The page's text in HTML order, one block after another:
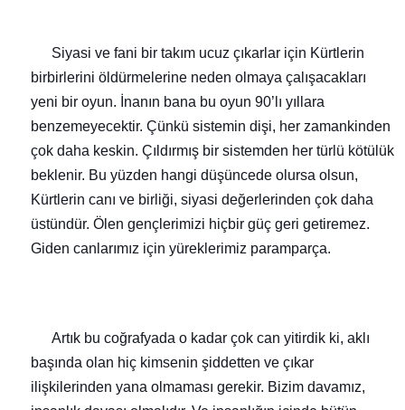
Siyasi ve fani bir takım ucuz çıkarlar için Kürtlerin
birbirlerini öldürmelerine neden olmaya çalışacakları
yeni bir oyun. İnanın bana bu oyun 90’lı yıllara
benzemeyecektir. Çünkü sistemin dişi, her zamankinden
çok daha keskin. Çıldırmış bir sistemden her türlü kötülük
beklenir. Bu yüzden hangi düşüncede olursa olsun,
Kürtlerin canı ve birliği, siyasi değerlerinden çok daha
üstündür. Ölen gençlerimizi hiçbir güç geri getiremez.
Giden canlarımız için yüreklerimiz paramparça.
Artık bu coğrafyada o kadar çok can yitirdik ki, aklı
başında olan hiç kimsenin şiddetten ve çıkar
ilişkilerinden yana olmaması gerekir. Bizim davamız,